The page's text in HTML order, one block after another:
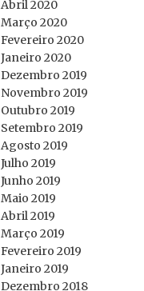
Abril 2020
Março 2020
Fevereiro 2020
Janeiro 2020
Dezembro 2019
Novembro 2019
Outubro 2019
Setembro 2019
Agosto 2019
Julho 2019
Junho 2019
Maio 2019
Abril 2019
Março 2019
Fevereiro 2019
Janeiro 2019
Dezembro 2018